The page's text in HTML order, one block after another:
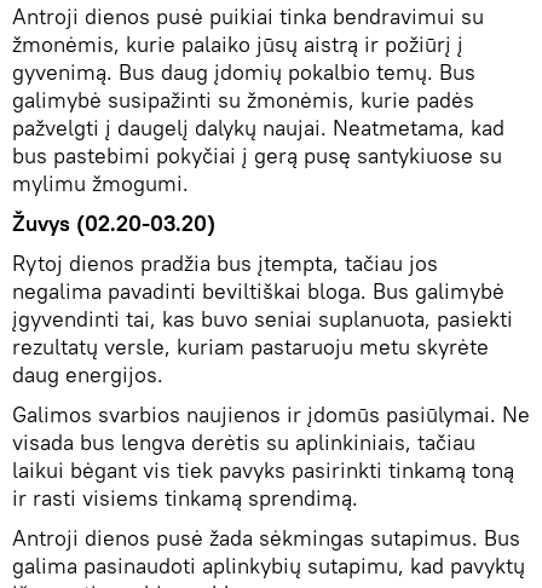
Antroji dienos pusė puikiai tinka bendravimui su
žmonėmis, kurie palaiko jūsų aistrą ir požiūrį į
gyvenimą. Bus daug įdomių pokalbio temų. Bus
galimybė susipažinti su žmonėmis, kurie padės
pažvelgti į daugelį dalykų naujai. Neatmetama, kad
bus pastebimi pokyčiai į gerą pusę santykiuose su
mylimu žmogumi.
Žuvys (02.20-03.20)
Rytoj dienos pradžia bus įtempta, tačiau jos
negalima pavadinti beviltiškai bloga. Bus galimybė
įgyvendinti tai, kas buvo seniai suplanuota, pasiekti
rezultatų versle, kuriam pastaruoju metu skyrėte
daug energijos.
Galimos svarbios naujienos ir įdomūs pasiūlymai. Ne
visada bus lengva derėtis su aplinkiniais, tačiau
laikui bėgant vis tiek pavyks pasirinkti tinkamą toną
ir rasti visiems tinkamą sprendimą.
Antroji dienos pusė žada sėkmingas sutapimus. Bus
galima pasinaudoti aplinkybių sutapimu, kad pavyktų